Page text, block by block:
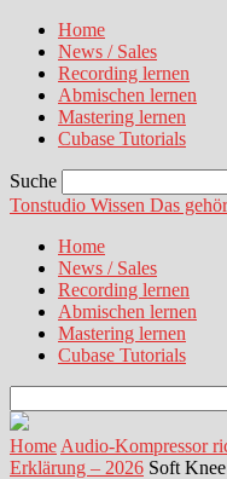
Home
News / Sales
Recording lernen
Abmischen lernen
Mastering lernen
Cubase Tutorials
Suche
Tonstudio Wissen Das
Home
News / Sales
Recording lernen
Abmischen lernen
Mastering lernen
Cubase Tutorials
Home Audio-Kompressor
Erklärung – 2026 Soft Knee